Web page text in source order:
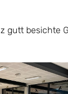
gutt besichte